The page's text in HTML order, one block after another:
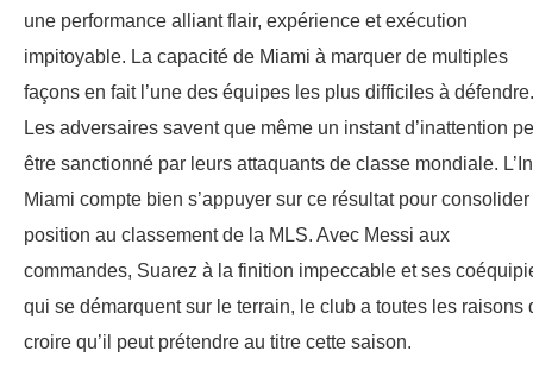
une performance alliant flair, expérience et exécution
impitoyable. La capacité de Miami à marquer de multiples
façons en fait l’une des équipes les plus difficiles à défendre.
Les adversaires savent que même un instant d’inattention
être sanctionné par leurs attaquants de classe mondiale.
Miami compte bien s’appuyer sur ce résultat pour
position au classement de la MLS. Avec Messi aux
commandes, Suarez à la finition impeccable et ses
qui se démarquent sur le terrain, le club a toutes les raisons
croire qu’il peut prétendre au titre cette saison.